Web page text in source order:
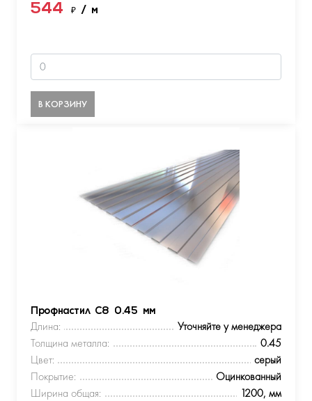
544 ₽ / м
В КОРЗИНУ
Профнастил С8 0.45 мм
Длина:
Уточняйте у менеджера
Толщина металла:
0.45
Цвет:
серый
Покрытие:
Оцинкованный
Ширина общая:
1200, мм